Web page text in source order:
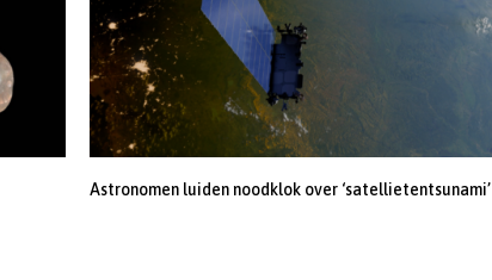
Astronomen luiden noodklok over ‘satellietentsunami’